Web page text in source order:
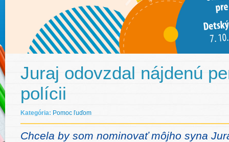
Juraj odovzdal nájdenú
polícii
Kategória: Pomoc ľuďom
Chcela by som nominovať môjho syna